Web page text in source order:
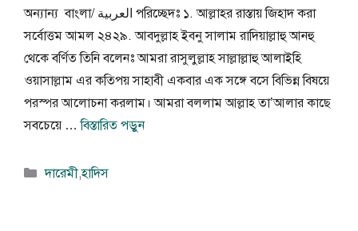
অন্যান্য বাংলা/ العربية পরিচ্ছেদঃ ১. আল্লাহর রাস্তায় জিহাদ করা
সর্বোত্তম আমল ২৪২৯. আবদুল্লাহ ইবনু সালাম রাদিয়াল্লাহু আনহু
থেকে বর্ণিত তিনি বলেনঃ আমরা রাসুলুল্লাহ সাল্লাল্লাহু আলাইহি
ওয়াসাল্লাম এর কতিপয় সাহাবী একবার এক সঙ্গে বসে বিভিন্ন বিষয়ে
পরস্পর আলোচনা করলাম। আমরা বললাম আল্লাহ তা’আলার কাছে
সবচেয়ে …বিস্তারিত পড়ুন
বিভাগ
দারেমী,হাদিস